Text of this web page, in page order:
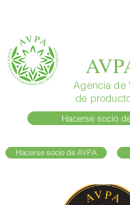
Agencia de
de
Hacerse socio
Hacerse socio de AVPA